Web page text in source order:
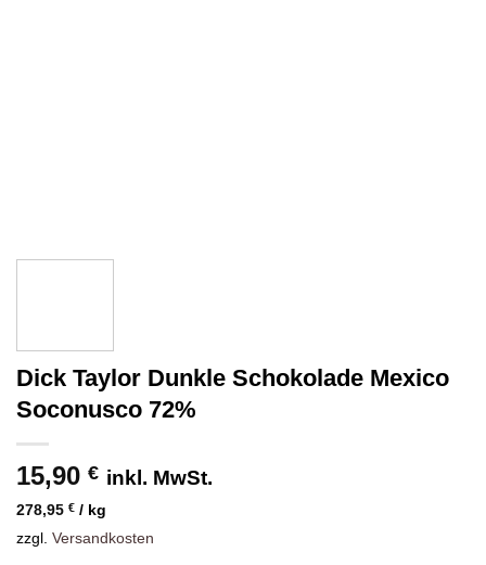
Dick Taylor Dunkle Schokolade Mexico
Soconusco 72%
15,90 € inkl. MwSt.
278,95 € / kg
zzgl. Versandkosten